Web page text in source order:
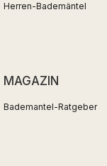
Herren-Bademäntel
MAGAZIN
Bademantel-Ratgeber